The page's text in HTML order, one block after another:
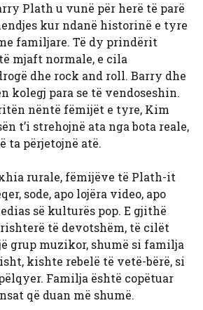
Plath u vunë për herë të parë
kur ndanë historinë e tyre
familjare. Të dy prindërit
mjaft normale, e cila
dhe rock and roll. Barry dhe
kolegj para se të vendoseshin.
nëntë fëmijët e tyre, Kim
t’i strehojnë ata nga bota reale,
ta përjetojnë atë.
rurale, fëmijëve të Plath-it
sode, apo lojëra video, apo
së kulturës pop. E gjithë
të devotshëm, të cilët
grup muzikor, shumë si familja
kishte rebelë të vetë-bërë, si
Familja është copëtuar
që duan më shumë.